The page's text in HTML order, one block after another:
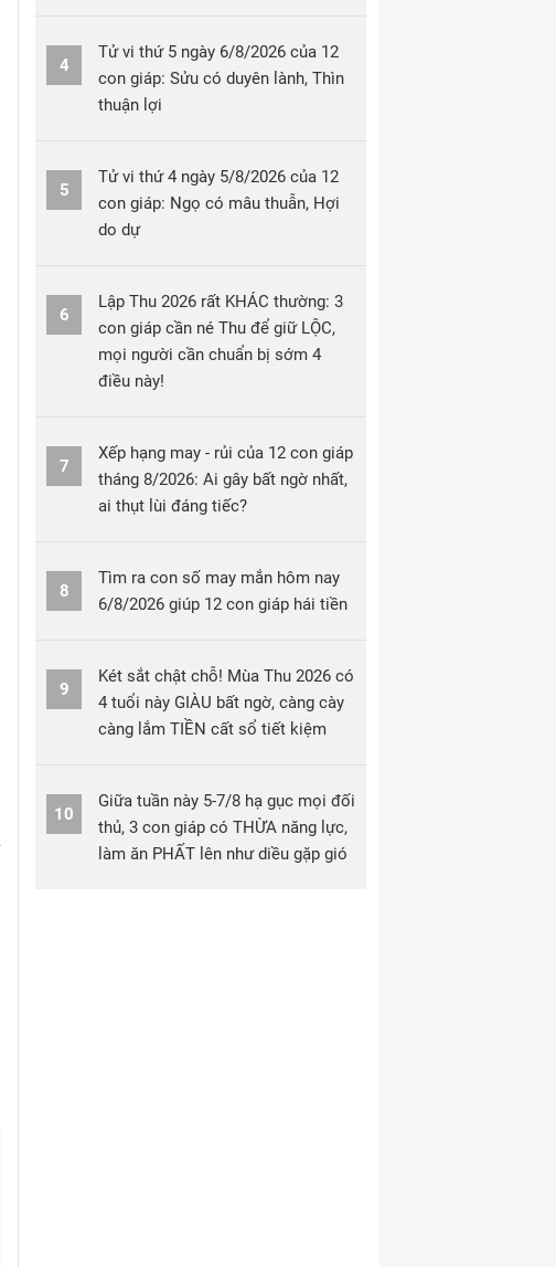
4
Tử vi thứ 5 ngày 6/8/2026 của 12
con giáp: Sửu có duyên lành, Thìn
thuận lợi
5
Tử vi thứ 4 ngày 5/8/2026 của 12
con giáp: Ngọ có mâu thuẫn, Hợi
do dự
6
Lập Thu 2026 rất KHÁC thường: 3
con giáp cần né Thu để giữ LỘC,
mọi người cần chuẩn bị sớm 4
điều này!
7
Xếp hạng may - rủi của 12 con giáp
tháng 8/2026: Ai gây bất ngờ nhất,
ai thụt lùi đáng tiếc?
8
Tìm ra con số may mắn hôm nay
6/8/2026 giúp 12 con giáp hái tiền
9
Két sắt chật chỗ! Mùa Thu 2026 có
4 tuổi này GIÀU bất ngờ, càng cày
càng lắm TIỀN cất sổ tiết kiệm
10
Giữa tuần này 5-7/8 hạ gục mọi đối
thủ, 3 con giáp có THỪA năng lực,
làm ăn PHẤT lên như diều gặp gió